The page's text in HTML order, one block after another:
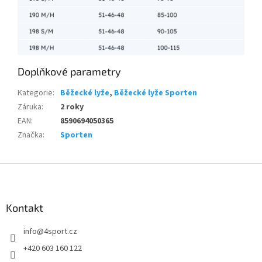
Doplňkové parametry
Kategorie: Běžecké lyže, Běžecké lyže Sporten
Záruka:
2 roky
EAN:
8590694050365
Značka: Sporten
Kontakt
info@4sport.cz
+420 603 160 122